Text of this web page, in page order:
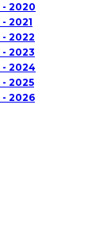
2020
2021
2022
2023
2024
2025
2026